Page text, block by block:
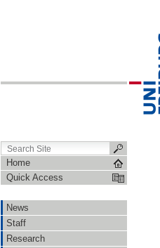
Home
Quick Access
News
Staff
Research